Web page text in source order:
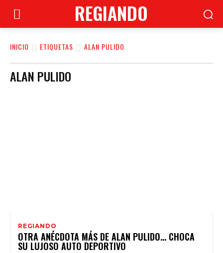
REGIANDO
INICIO ETIQUETAS ALAN PULIDO
ALAN PULIDO
REGIANDO
OTRA ANÉCDOTA MÁS DE ALAN PULIDO… CHOCA
SU LUJOSO AUTO DEPORTIVO